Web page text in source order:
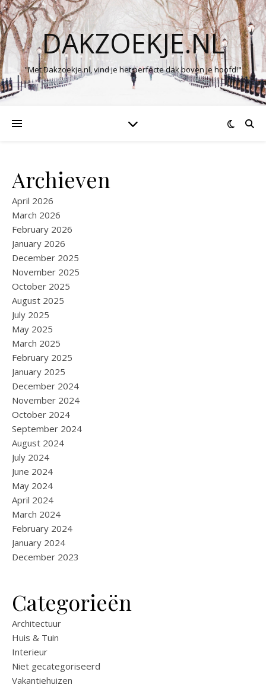
DAKZOEKJE.NL
"Met Dakzoekje.nl, vind je het perfecte dak boven je hoofd!"
Archieven
April 2026
March 2026
February 2026
January 2026
December 2025
November 2025
October 2025
August 2025
July 2025
May 2025
March 2025
February 2025
January 2025
December 2024
November 2024
October 2024
September 2024
August 2024
July 2024
June 2024
May 2024
April 2024
March 2024
February 2024
January 2024
December 2023
Categorieën
Architectuur
Huis & Tuin
Interieur
Niet gecategoriseerd
Vakantiehuizen